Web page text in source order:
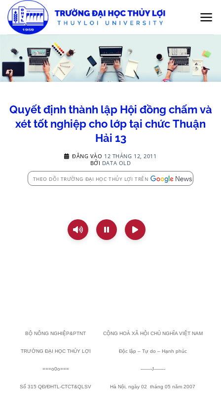
qua
nội
Quyết định thành lập Hội đồng chấm và
xét tốt nghiệp cho lớp tại chức Thuận
Hải 13
ĐĂNG VÀO 12 THÁNG 12, 2011
BỞI DATA OLD
THEO DÕI TRƯỜNG ĐẠI HỌC THỦY LỢI TRÊN
BỘ NÔNG NGHIỆP&PTNT
TRƯỜNG ĐẠI HỌC THỦY LỢI
===o0o===
Số 315 QĐ/ĐHTL-CTCT&QLSV
CỘNG HOÀ XÃ HỘI CHỦ NGHĨA VIỆT NAM
Độc lập – Tự do – Hạnh phúc
——-J——-
Hà Nội, ngày 02 tháng 05 năm 2007